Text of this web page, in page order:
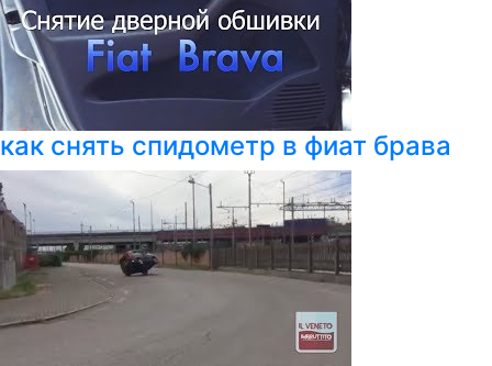
как снять спидометр в фиат брава